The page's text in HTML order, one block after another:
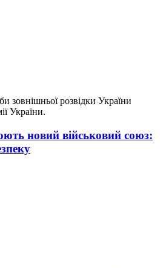
зовнішньої розвідки України
України.
новий військовий союз: